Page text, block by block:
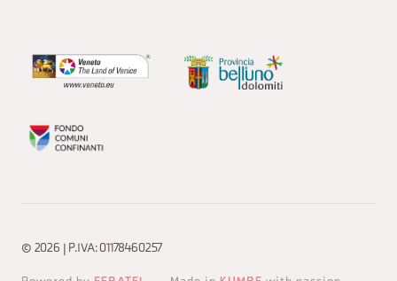
© 2026 | P.IVA: 01178460257